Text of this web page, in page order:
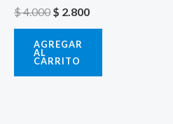
$4.000 $ 2.800
AGREGAR
AL
CARRITO